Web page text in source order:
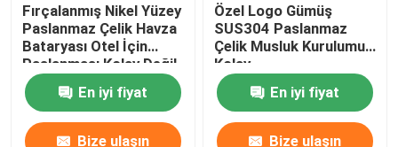
Fırçalanmış Nikel Yüzey
Paslanmaz Çelik Havza
Bataryası Otel İçin
Paslanması Kolay Değil
En iyi fiyat
Bize ulaşın
Özel Logo Gümüş
SUS304 Paslanmaz
Çelik Musluk Kurulumu
Kolay
En iyi fiyat
Bize ulaşın